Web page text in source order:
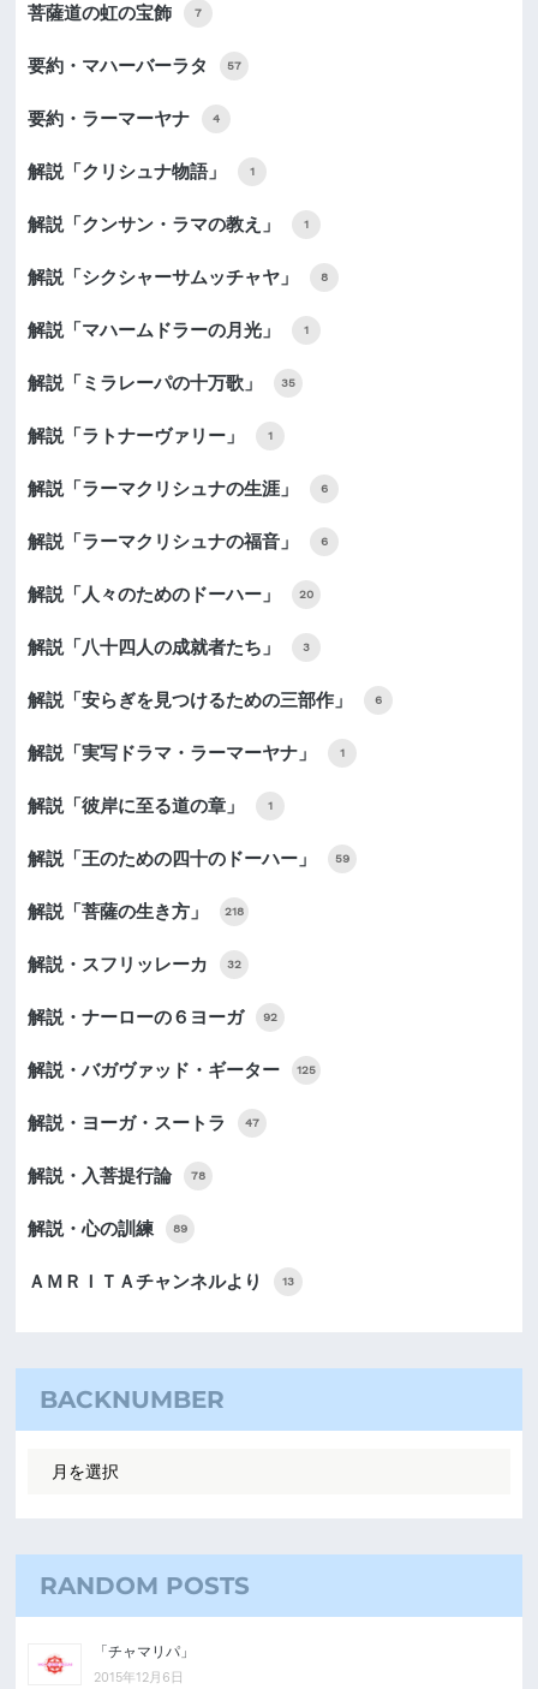
菩薩道の虹の宝飾 7
要約・マハーバーラタ 57
要約・ラーマーヤナ 4
解説「クリシュナ物語」 1
解説「クンサン・ラマの教え」 1
解説「シクシャーサムッチャヤ」 8
解説「マハームドラーの月光」 1
解説「ミラレーパの十万歌」 35
解説「ラトナーヴァリー」 1
解説「ラーマクリシュナの生涯」 6
解説「ラーマクリシュナの福音」 6
解説「人々のためのドーハー」 20
解説「八十四人の成就者たち」 3
解説「安らぎを見つけるための三部作」 6
解説「実写ドラマ・ラーマーヤナ」 1
解説「彼岸に至る道の章」 1
解説「王のための四十のドーハー」 59
解説「菩薩の生き方」 218
解説・スフリッレーカ 32
解説・ナーローの６ヨーガ 92
解説・バガヴァッド・ギーター 125
解説・ヨーガ・スートラ 47
解説・入菩提行論 78
解説・心の訓練 89
ＡＭＲＩＴＡチャンネルより 13
BACKNUMBER
RANDOM POSTS
「チャマリパ」
2015年12月6日